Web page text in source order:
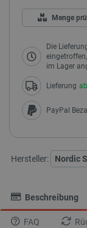
Menge
Die
im Lager
Lieferung
PayPal
Hersteller: Nordic
Beschreibung
FAQ